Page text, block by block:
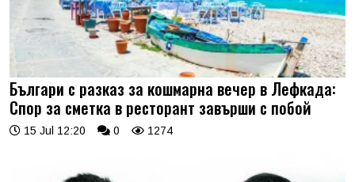
Българи с разказ за кошмарна вечер в Лефкада:
Спор за сметка в ресторант завърши с побой
15 Jul 12:20 0 1274